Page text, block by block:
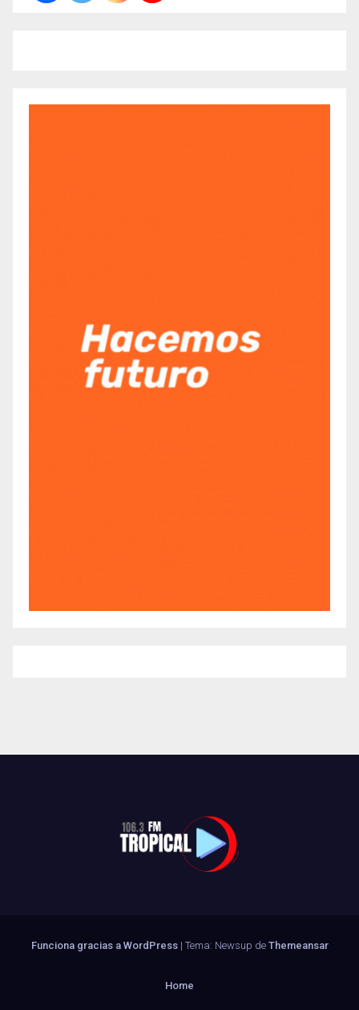
Funciona gracias a WordPress | Tema: Newsup de Themeansar
Home